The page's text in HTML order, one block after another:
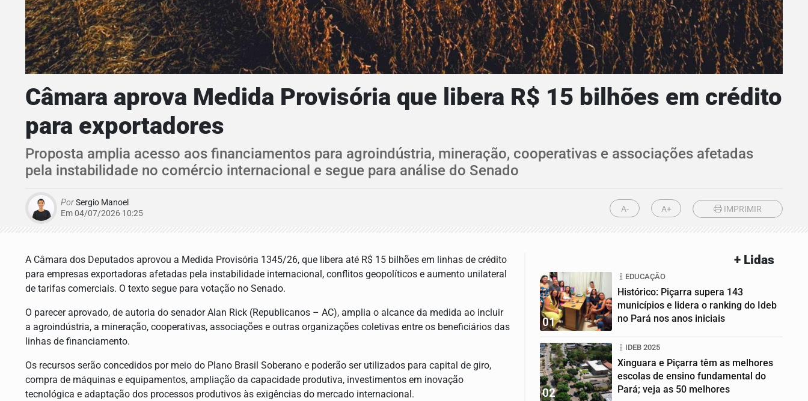
Câmara aprova Medida Provisória que libera R$ 15 bilhões em crédito
para exportadores
Proposta amplia acesso aos financiamentos para agroindústria, mineração, cooperativas e associações afetadas
pela instabilidade no comércio internacional e segue para análise do Senado
PorSergio Manoel
Em 04/07/2026 10:25
A- A+ IMPRIMIR
A Câmara dos Deputados aprovou a Medida Provisória 1345/26, que libera até R$ 15 bilhões em linhas de crédito
para empresas exportadoras afetadas pela instabilidade internacional, conflitos geopolíticos e aumento unilateral
de tarifas comerciais. O texto segue para votação no Senado.
O parecer aprovado, de autoria do senadorAlan Rick (Republicanos – AC), amplia o alcance da medida ao incluir
a agroindústria, a mineração, cooperativas, associações e outras organizações coletivas entre os beneficiários das
linhas de financiamento.
Os recursos serão concedidos por meio do Plano Brasil Soberano e poderão ser utilizados para capital de giro,
compra de máquinas e equipamentos, ampliação da capacidade produtiva, investimentos em inovação
tecnológica e adaptação dos processos produtivos às exigências do mercado internacional.
+ Lidas
01
EDUCAÇÃO
Histórico: Piçarra supera 143
municípios e lidera o ranking do Ideb
no Pará nos anos iniciais
02
IDEB 2025
Xinguara e Piçarra têm as melhores
escolas de ensino fundamental do
Pará; veja as 50 melhores